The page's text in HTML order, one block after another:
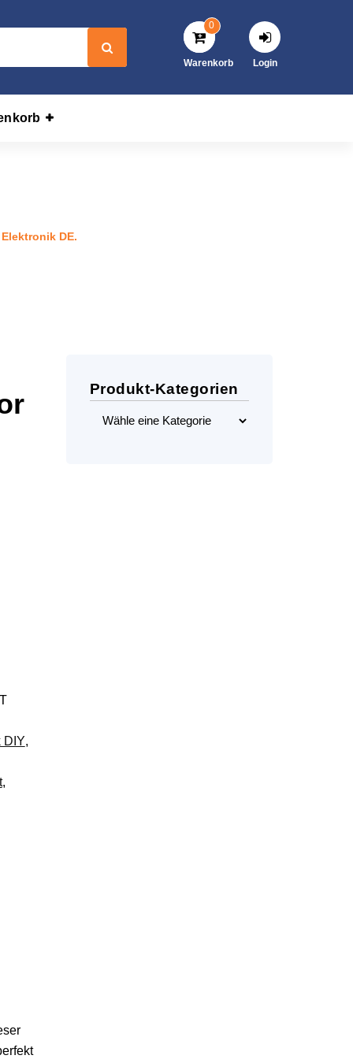
0
Warenkorb Login
DE.
DIY,
,
Produkt-Kategorien